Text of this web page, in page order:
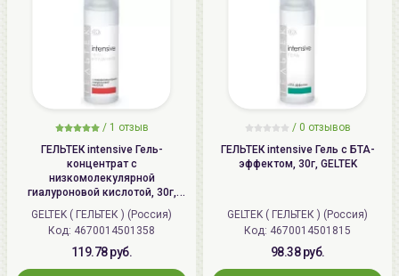
/ 1 отзыв
ГЕЛЬТЕК intensive Гель-
концентрат с
низкомолекулярной
гиалуроновой кислотой, 30г,
GELTEK ( ГЕЛЬТЕК ) (Россия)
Код: 4670014501358
119.78 руб.
/ 0 отзывов
ГЕЛЬТЕК intensive Гель с БТА-
эффектом, 30г, GELTEK
GELTEK ( ГЕЛЬТЕК ) (Россия)
Код: 4670014501815
98.38 руб.